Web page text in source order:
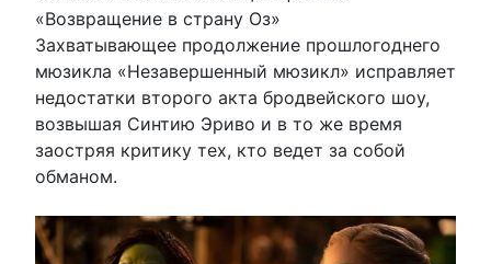
«Возвращение в страну Оз»
Захватывающее продолжение прошлогоднего
мюзикла «Незавершенный мюзикл» исправляет
недостатки второго акта бродвейского шоу,
возвышая Синтию Эриво и в то же время
заостряя критику тех, кто ведет за собой
обманом.